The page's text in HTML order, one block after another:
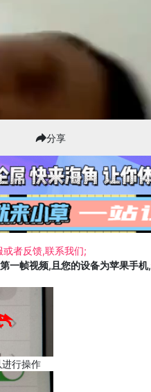
分享
者反馈,联系我们;
一帧视频,且您的设备为苹果手
行操作